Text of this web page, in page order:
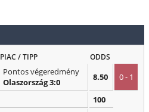
PIAC / TIPP ODDS
Pontos végeredmény
Olaszország 3:0
8.50 0 - 1
100